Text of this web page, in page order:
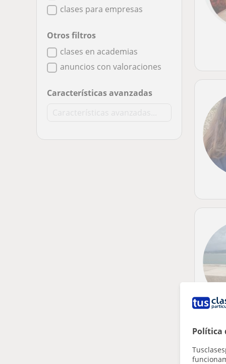
Política
clases para empresas
Otros filtros
clases en academias
anuncios con valoraciones
Características avanzadas